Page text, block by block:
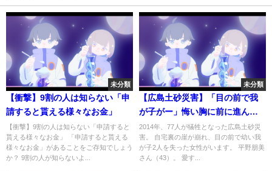
未分類
【衝撃】9割の人は知らない「申
請すると貰える様々なお金」
【衝撃】9割の人は知らない「申請すると
貰える様々なお金」 「申請すると貰える
様々なお金」があることをご存知でしょう
か？ 9割の人が知らないよ...
未分類
【広島土砂災害】「目の前で我
が子がー」悔い胸に前に進んだ6
年間【ドキュメンタリー】
2014年、77人が犠牲となった広島土砂災
害。 自宅裏の崖が崩れ、目の前で幼い我
が子2人を失った女性がいます。 平野朋美
さん（43）。 愛す...